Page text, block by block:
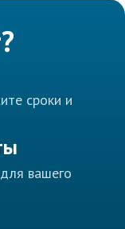
сроки и
вашего